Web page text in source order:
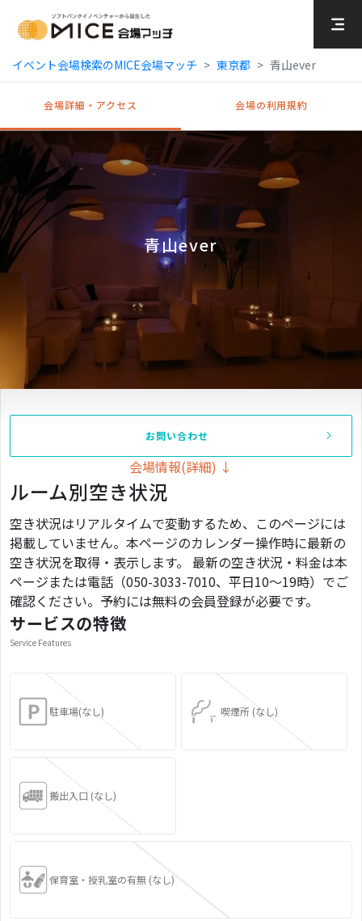
イベント会場検索のMICE会場マッチ 東京都 青山ever
会場詳細・アクセス 会場の利用規約
青山ever
お問い合わせ
会場情報(詳細) ↓
ルーム別空き状況
空き状況はリアルタイムで変動するため、このページには
掲載していません。本ページのカレンダー操作時に最新の
空き状況を取得・表示します。 最新の空き状況・料金は本
ページまたは電話（050-3033-7010、平日10〜19時）でご
確認ください。予約には無料の会員登録が必要です。
サービスの特徴
Service Features
駐車場(なし) 喫煙所 (なし)
搬出入口 (なし)
保育室・授乳室の有無 (なし)